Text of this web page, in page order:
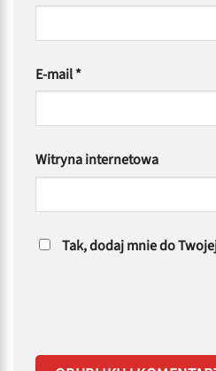
E-mail*
Witryna internetowa
Tak, dodaj mnie do